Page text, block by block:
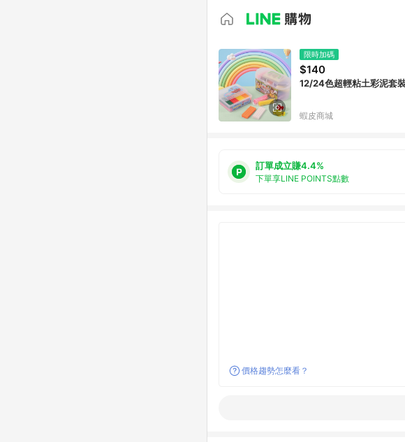
限時加碼
$140
12/24色超輕粘土彩泥套
蝦皮商城
訂單成立賺4.4%
下單享LINE POINTS點數
價格趨勢怎麼看？